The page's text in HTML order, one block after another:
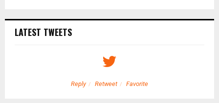
LATEST TWEETS
Reply Retweet Favorite